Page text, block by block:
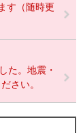
す（随時更
た。地震・
さい。